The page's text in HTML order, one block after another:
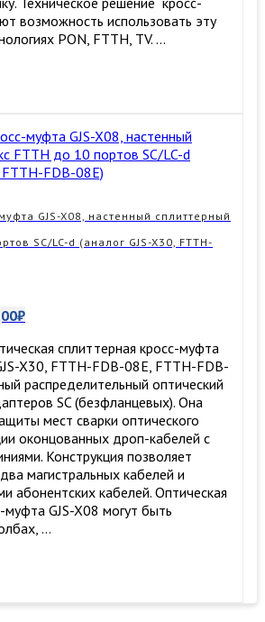
возможность использовать эту
PON, FTTH, TV. …
GJS-X08, настенный сплиттерный
SC/LC-d (аналог GJS-X30, FTTH-
₽
сплиттерная кросс-муфта
X30, FTTH-FDB-08E, FTTH-FDB-
распределительный оптический
SC (безфланцевых). Она
мест сварки оптического
оконцованных дроп-кабелей с
Конструкция позволяет
магистральных кабелей и
абонентских кабелей. Оптическая
муфта GJS-X08 могут быть
…